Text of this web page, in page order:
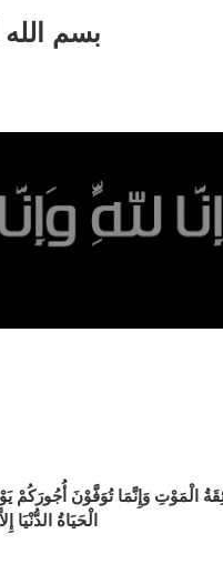
بسم
الْمَوْتِ وَإِنَّمَا تُوَفَّوْنَ أُجُورَكُمْ
الْحَيَاةُ